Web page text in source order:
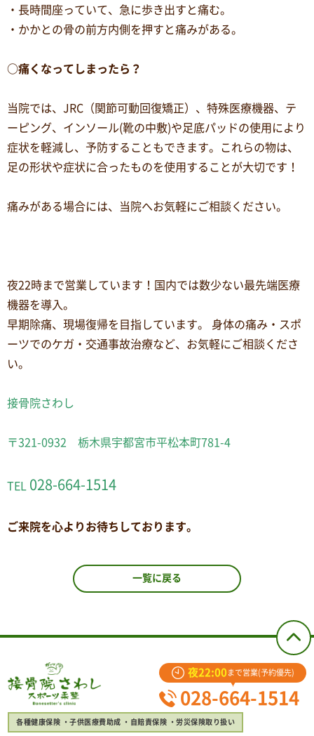
・長時間座っていて、急に歩き出すと痛む。
・かかとの骨の前方内側を押すと痛みがある。
○痛くなってしまったら？
当院では、JRC（関節可動回復矯正）、特殊医療機器、テ
ーピング、インソール(靴の中敷)や足底パッドの使用により
症状を軽減し、予防することもできます。これらの物は、
足の形状や症状に合ったものを使用することが大切です！
痛みがある場合には、当院へお気軽にご相談ください。
夜22時まで営業しています！国内では数少ない最先端医療
機器を導入。
早期除痛、現場復帰を目指しています。 身体の痛み・スポ
ーツでのケガ・交通事故治療など、お気軽にご相談くださ
い。
接骨院さわし
〒321-0932 栃木県宇都宮市平松本町781-4
TEL 028-664-1514
ご来院を心よりお待ちしております。
一覧に戻る
夜22:00 まで営業(予約優先)
028-664-1514
各種健康保険 子供医療費助成 自賠責保険 労災保険取り扱い